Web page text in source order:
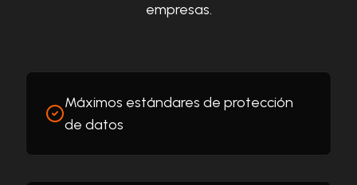
empresas.
Máximos estándares de protección
de datos